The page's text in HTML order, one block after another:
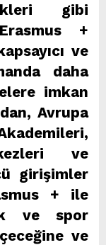
gibi
+
ve
daha
imkan
Avrupa
ve
girişimler
+ ile
ve spor
ve